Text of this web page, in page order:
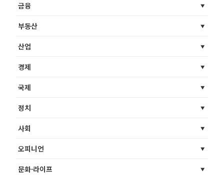
금융
부동산
산업
경제
국제
정치
사회
오피니언
문화·라이프